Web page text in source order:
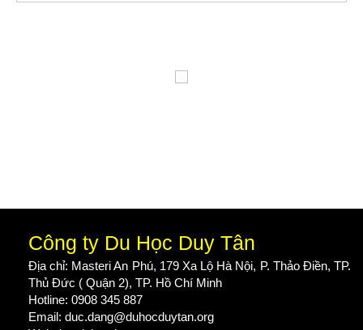
Công ty Du Học Duy Tân
Địa chỉ: Masteri An Phú, 179 Xa Lộ Hà Nội, P. Thảo Điền, TP.
Thủ Đức ( Quận 2), TP. Hồ Chí Minh
Hotline: 0908 345 887
Email: duc.dang@duhocduytan.org